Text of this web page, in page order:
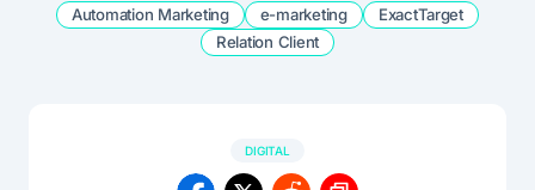
Automation Marketing e-marketing
ExactTarget
Relation Client
DIGITAL